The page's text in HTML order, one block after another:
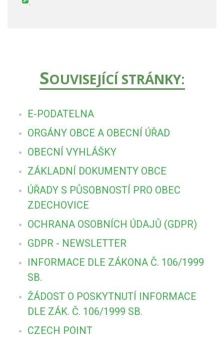
.
SOUVISEJÍCÍ STRÁNKY:
E-PODATELNA
ORGÁNY OBCE A OBECNÍ ÚŘAD
OBECNÍ VYHLÁŠKY
ZÁKLADNÍ DOKUMENTY OBCE
ÚŘADY S PŮSOBNOSTÍ PRO OBEC
ZDECHOVICE
OCHRANA OSOBNÍCH ÚDAJŮ (GDPR)
GDPR - NEWSLETTER
INFORMACE DLE ZÁKONA Č. 106/1999
SB.
ŽÁDOST O POSKYTNUTÍ INFORMACE
DLE ZÁK. Č. 106/1999 SB.
CZECH POINT